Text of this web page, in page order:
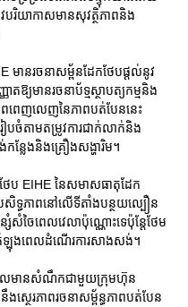
បរិយាកាសមានសុវត្ថិភាពនិង
នរចនាសម្ព័នដែកថែបផ្តល់នូវ
តឱ្យមានរចនាប័ទ្មស្ថាបត្យកម្មនិង
ពេញលេញនៃភាពបត់បែននេះ
បចំតាមតម្រូវការជាក់លាក់និង
ង់កន្លែងនិងគ្រឿងសង្ហារិម។
ែប EIHE នៃសមាសធាតុដែក
សិទ្ធភាពនៅលើទីតាំងបន្ថយល្បឿន
ចៃពេលវេលាប៉ុណ្ណោះទេប៉ុន្តែថែម
ឡុងពេលដំណើរការសាងសង់។
មានសំណឹកជាមួយក្រុមហ៊ុន
ថេរភាពរចនាសម្ព័ន្ធភាពបត់បែន